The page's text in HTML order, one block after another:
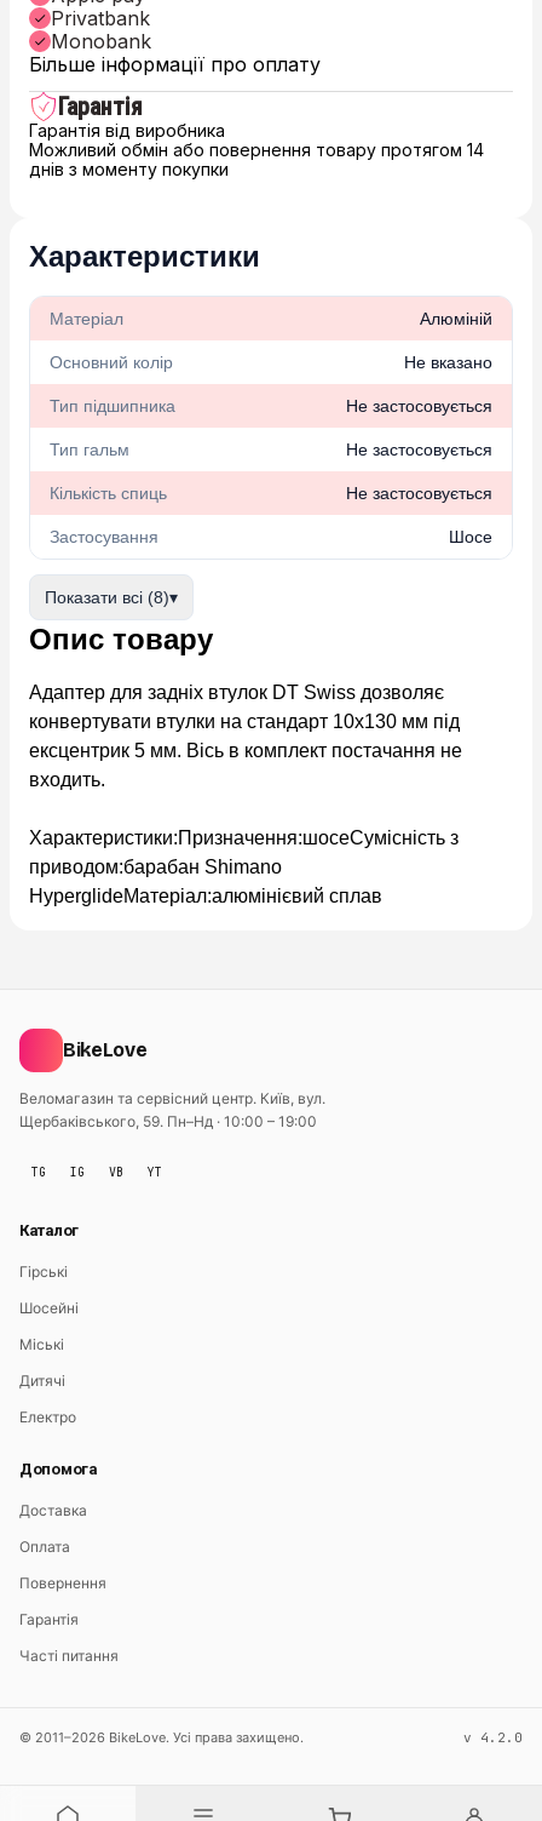
Privatbank
Monobank
Більше інформації про оплату
Гарантія
Гарантія від виробника
Можливий обмін або повернення товару протягом 14
днів з моменту покупки
Характеристики
Матеріал Алюміній
Основний колір Не вказано
Тип підшипника Не застосовується
Тип гальм Не застосовується
Кількість спиць Не застосовується
Застосування Шосе
Показати всі (8)▾
Опис товару
Адаптер для задніх втулок DT Swiss дозволяє
конвертувати втулки на стандарт 10х130 мм під
ексцентрик 5 мм. Вісь в комплект постачання не
входить.
Характеристики:Призначення:шосеСумісність з
приводом:барабан Shimano
HyperglideМатеріал:алюмінієвий сплав
BikeLove
Веломагазин та сервісний центр. Київ, вул.
Щербаківського, 59. Пн–Нд · 10:00 – 19:00
TG IG VB YT
Каталог
Гірські
Шосейні
Міські
Дитячі
Електро
Допомога
Доставка
Оплата
Повернення
Гарантія
Часті питання
© 2011–2026 BikeLove. Усі права захищено. v 4.2.0